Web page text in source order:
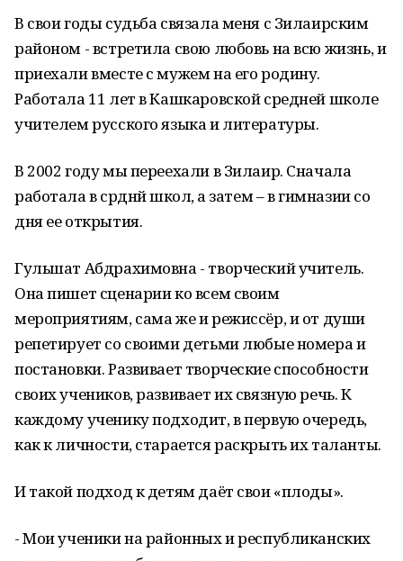
В свои годы судьба связала меня с Зилаирским
районом - встретила свою любовь на всю жизнь, и
приехали вместе с мужем на его родину.
Работала 11 лет в Кашкаровской средней школе
учителем русского языка и литературы.
В 2002 году мы переехали в Зилаир. Сначала
работала в срҽднҽй школҽ, а затем – в гимназии со
дня ее открытия.
Гульшат Абдрахимовна - творческий учитель.
Она пишет сценарии ко всем своим
мероприятиям, сама же и режиссёр, и от души
репетирует со своими детьми любые номера и
постановки. Развивает творческие способности
своих учеников, развивает их связную речь. К
каждому ученику подходит, в первую очередь,
как к личности, старается раскрыть их таланты.
И такой подход к детям даёт свои «плоды».
- Мои ученики на районных и республиканских